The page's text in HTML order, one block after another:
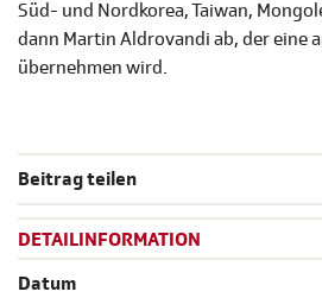
Süd- und Nordkorea, Taiwan,
dann Martin Aldrovandi ab, der eine
übernehmen wird.
Beitrag teilen
DETAILINFORMATION
Datum